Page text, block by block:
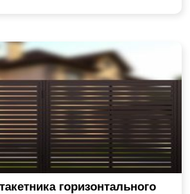
горизонтального